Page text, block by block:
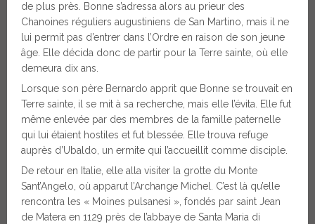
de plus près. Bonne s’adressa alors au prieur des
Chanoines réguliers augustiniens de San Martino, mais il ne
lui permit pas d’entrer dans l’Ordre en raison de son jeune
âge. Elle décida donc de partir pour la Terre sainte, où elle
demeura dix ans.
Lorsque son père Bernardo apprit que Bonne se trouvait en
Terre sainte, il se mit à sa recherche, mais elle l’évita. Elle fut
même enlevée par des membres de la famille paternelle
qui lui étaient hostiles et fut blessée. Elle trouva refuge
auprès d’Ubaldo, un ermite qui l’accueillit comme disciple.
De retour en Italie, elle alla visiter la grotte du Monte
Sant’Angelo, où apparut l’Archange Michel. C’est là qu’elle
rencontra les « Moines pulsanesi », fondés par saint Jean
de Matera en 1129 près de l’abbaye de Santa Maria di